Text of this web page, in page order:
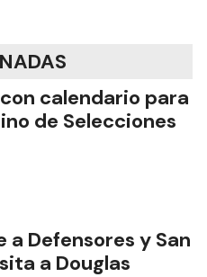
calendario para
de Selecciones
a Defensores y San
a Douglas